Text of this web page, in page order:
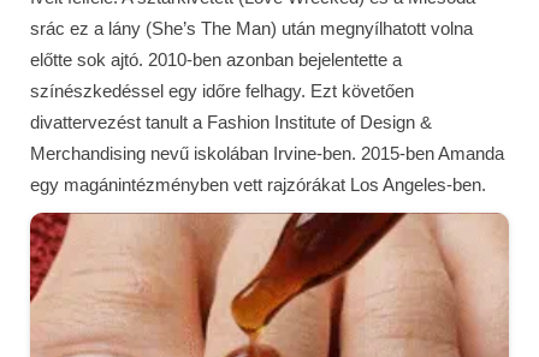
srác ez a lány (She’s The Man) után megnyílhatott volna
előtte sok ajtó. 2010-ben azonban bejelentette a
színészkedéssel egy időre felhagy. Ezt követően
divattervezést tanult a Fashion Institute of Design &
Merchandising nevű iskolában Irvine-ben. 2015-ben Amanda
egy magánintézményben vett rajzórákat Los Angeles-ben.